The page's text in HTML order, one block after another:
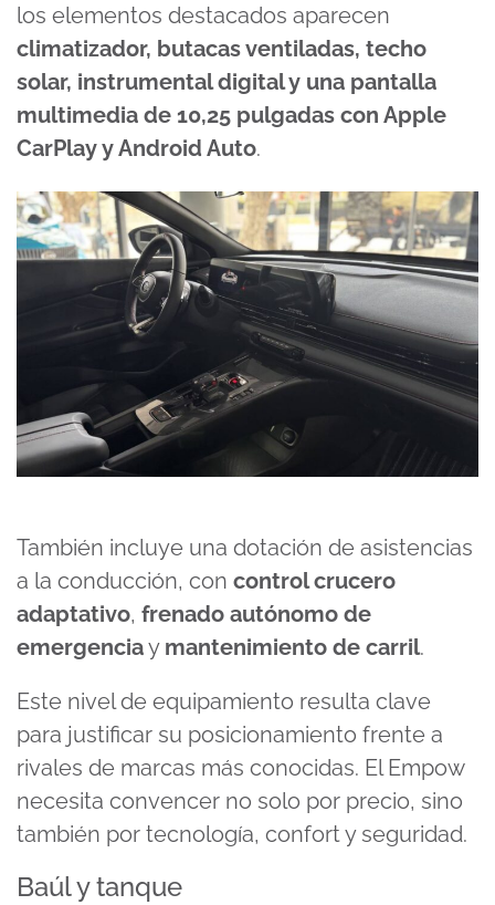
los elementos destacados aparecen
climatizador, butacas ventiladas, techo
solar, instrumental digital y una pantalla
multimedia de 10,25 pulgadas con Apple
CarPlay y Android Auto.
También incluye una dotación de asistencias
a la conducción, con control crucero
adaptativo, frenado autónomo de
emergenciay mantenimiento de carril.
Este nivel de equipamiento resulta clave
para justificar su posicionamiento frente a
rivales de marcas más conocidas. El Empow
necesita convencer no solo por precio, sino
también por tecnología, confort y seguridad.
Baúl y tanque